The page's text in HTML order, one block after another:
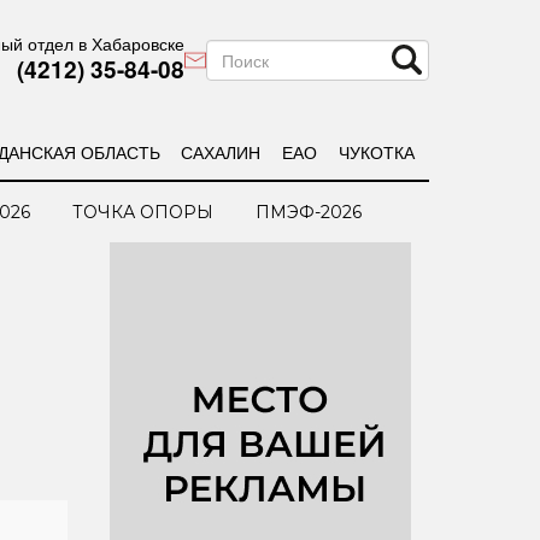
отдел в Хабаровске
(4212) 35-84-08
ОБЛАСТЬ САХАЛИН ЕАО ЧУКОТКА
ТОЧКА ОПОРЫ ПМЭФ-2026